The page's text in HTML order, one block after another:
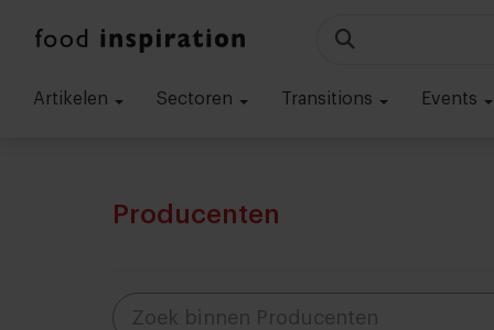
Artikelen Sectoren Transitions Events
Producenten